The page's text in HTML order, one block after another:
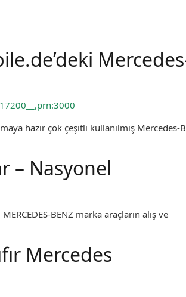
hazır çok çeşitli kullanılmış Mercedes-
– Nasyonel
BENZ marka araçların alış ve
Mercedes